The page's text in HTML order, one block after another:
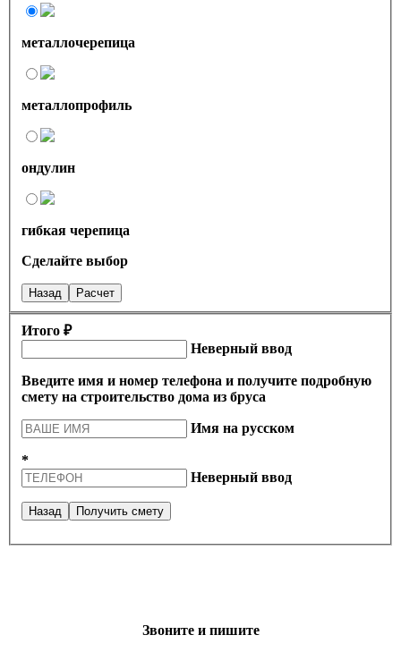
металлочерепица
металлопрофиль
ондулин
гибкая черепица
Сделайте выбор
Назад Расчет
Итого ₽
Неверный ввод
Введите имя и номер телефона и получите подробную
смету на строительство дома из бруса
Имя на русском
*
Неверный ввод
Назад Получить смету
Звоните и пишите